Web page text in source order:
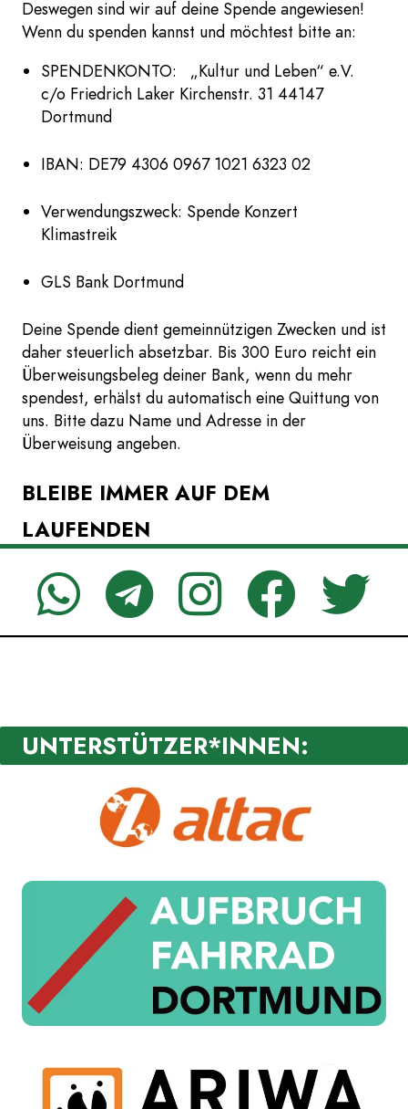
Deswegen sind wir auf deine Spende angewiesen!
Wenn du spenden kannst und möchtest bitte an:
SPENDENKONTO: „Kultur und Leben“ e.V.
c/o Friedrich Laker Kirchenstr. 31 44147
Dortmund
IBAN: DE79 4306 0967 1021 6323 02
Verwendungszweck: Spende Konzert
Klimastreik
GLS Bank Dortmund
Deine Spende dient gemeinnützigen Zwecken und ist
daher steuerlich absetzbar. Bis 300 Euro reicht ein
Überweisungsbeleg deiner Bank, wenn du mehr
spendest, erhälst du automatisch eine Quittung von
uns. Bitte dazu Name und Adresse in der
Überweisung angeben.
BLEIBE IMMER AUF DEM
LAUFENDEN
UNTERSTÜTZER*INNEN: